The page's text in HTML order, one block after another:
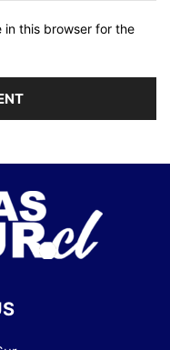
in this browser for the